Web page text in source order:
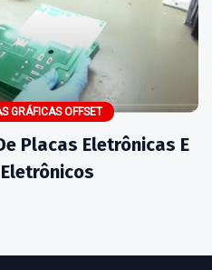
GRÁFICAS OFFSET
Placas Eletrônicas E